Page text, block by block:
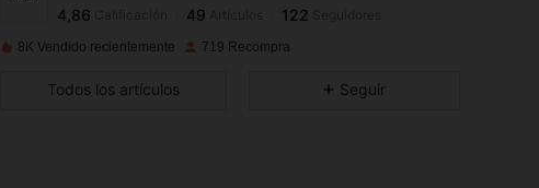
Hace 1 día
8K Vendido recientemente 719 Recompra
Todos los artículos Seguir